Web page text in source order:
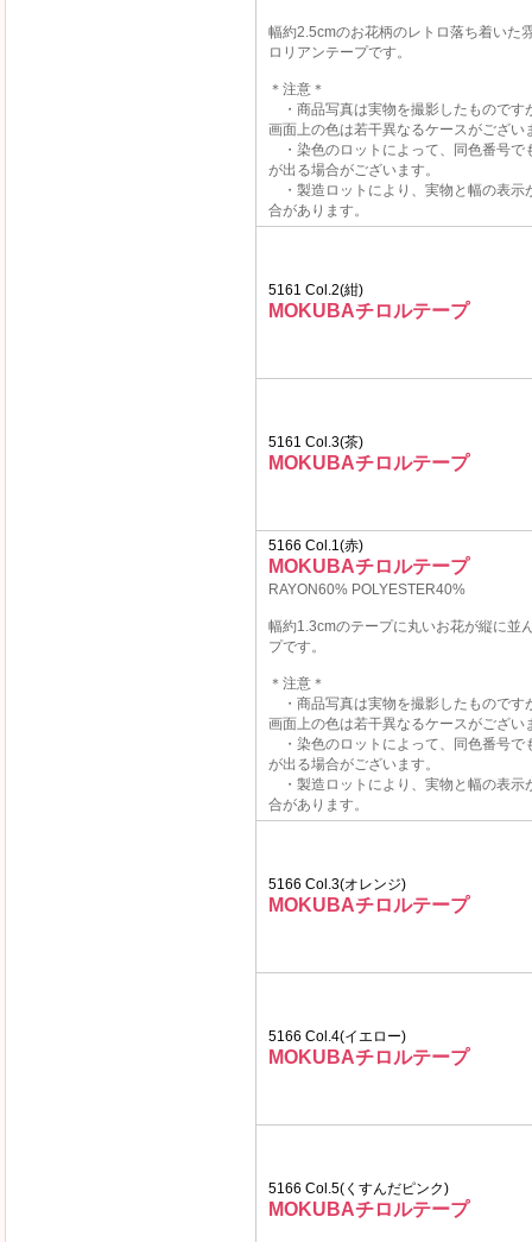
幅約2.5cmのお花柄のレトロ落ち着いた
ロリアンテープです。
＊注意＊
・商品写真は実物を撮影したものです
画面上の色は若干異なるケースがござい
・染色のロットによって、同色番号で
が出る場合がございます。
・製造ロットにより、実物と幅の表示
合があります。
5161 Col.2(紺)
MOKUBAチロルテープ
5161 Col.3(茶)
MOKUBAチロルテープ
5166 Col.1(赤)
MOKUBAチロルテープ
RAYON60% POLYESTER40%
幅約1.3cmのテープに丸いお花が縦に並
プです。
＊注意＊
・商品写真は実物を撮影したものです
画面上の色は若干異なるケースがござい
・染色のロットによって、同色番号で
が出る場合がございます。
・製造ロットにより、実物と幅の表示
合があります。
5166 Col.3(オレンジ)
MOKUBAチロルテープ
5166 Col.4(イエロー)
MOKUBAチロルテープ
5166 Col.5(くすんだピンク)
MOKUBAチロルテープ